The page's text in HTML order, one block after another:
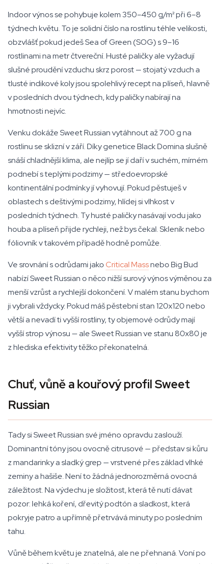
Indoor výnos se pohybuje kolem 350–450 g/m² při 6–8
týdnech květu. To je solidní číslo na rostlinu téhle velikosti,
obzvlášť pokud jedeš Sea of Green (SOG) s 9–16
rostlinami na metr čtvereční. Husté paličky ale vyžadují
slušné proudění vzduchu skrz porost — stojatý vzduch a
tlusté indikové koly jsou spolehlivý recept na plíseň, hlavně
v posledních dvou týdnech, kdy paličky nabírají na
hmotnosti nejvíc.
Venku dokáže Sweet Russian vytáhnout až 700 g na
rostlinu se sklizní v září. Díky genetice Black Domina slušně
snáší chladnější klima, ale nejlíp se jí daří v suchém, mírném
podnebí s teplými podzimy — středoevropské
kontinentální podmínky jí vyhovují. Pokud pěstuješ v
oblastech s deštivými podzimy, hlídej si vlhkost v
posledních týdnech. Ty husté paličky nasávají vodu jako
houba a plíseň přijde rychleji, než bys čekal. Skleník nebo
fóliovník v takovém případě hodně pomůže.
Ve srovnání s odrůdami jakoCritical Massnebo Big Bud
nabízí Sweet Russian o něco nižší surový výnos výměnou za
menší vzrůst a rychlejší dokončení. V malém stanu bychom
ji vybrali vždycky. Pokud máš pěstební stan 120x120 nebo
větší a nevadí ti vyšší rostliny, ty objemové odrůdy mají
vyšší strop výnosu — ale Sweet Russian ve stanu 80x80 je
z hlediska efektivity těžko překonatelná.
Chuť, vůně a kouřový profil Sweet
Russian
Tady si Sweet Russian své jméno opravdu zaslouží.
Dominantní tóny jsou ovocně citrusové — představ si kůru
z mandarinky a sladký grep — vrstvené přes základ vlhké
zeminy a hašiše. Není to žádná jednorozměrná ovocná
záležitost. Na výdechu je složitost, která tě nutí dávat
pozor: lehká koření, dřevitý podtón a sladkost, která
pokryje patro a upřímně přetrvává minuty po posledním
tahu.
Vůně během květu je znatelná, ale ne přehnaná. Voní po